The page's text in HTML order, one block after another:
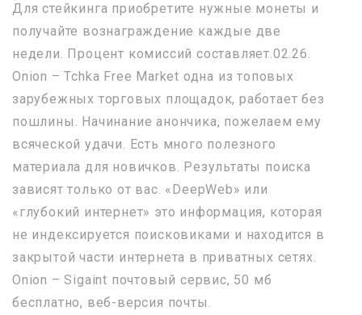
Для стейкинга приобретите нужные монеты и
получайте вознаграждение каждые две
недели. Процент комиссий составляет.02.26.
Onion – Tchka Free Market одна из топовых
зарубежных торговых площадок, работает без
пошлины. Начинание анончика, пожелаем ему
всяческой удачи. Есть много полезного
материала для новичков. Результаты поиска
зависят только от вас. «DeepWeb» или
«глубокий интернет» это информация, которая
не индексируется поисковиками и находится в
закрытой части интернета в приватных сетях.
Onion – Sigaint почтовый сервис, 50 мб
бесплатно, веб-версия почты.